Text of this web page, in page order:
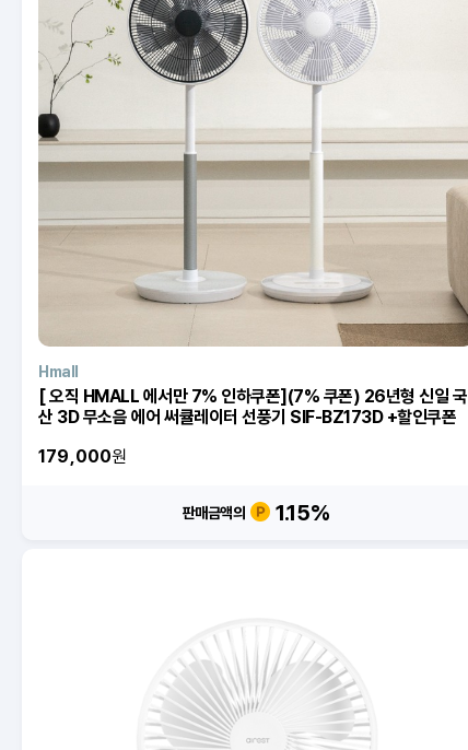
Hmall
[ 오직 HMALL 에서만 7% 인하쿠폰](7% 쿠폰) 26년형 신일 국
산 3D 무소음 에어 써큘레이터 선풍기 SIF-BZ173D +할인쿠폰
179,000원
판매금액의 1.15%